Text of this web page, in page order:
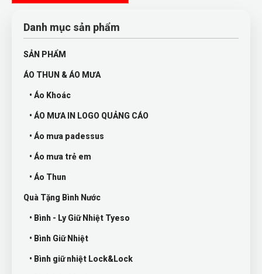
Danh mục sản phẩm
SẢN PHẨM
ÁO THUN & ÁO MƯA
• Áo Khoác
• ÁO MƯA IN LOGO QUẢNG CÁO
• Áo mưa padessus
• Áo mưa trẻ em
• Áo Thun
Quà Tặng Bình Nước
• Bình - Ly Giữ Nhiệt Tyeso
• Bình Giữ Nhiệt
• Bình giữ nhiệt Lock&Lock